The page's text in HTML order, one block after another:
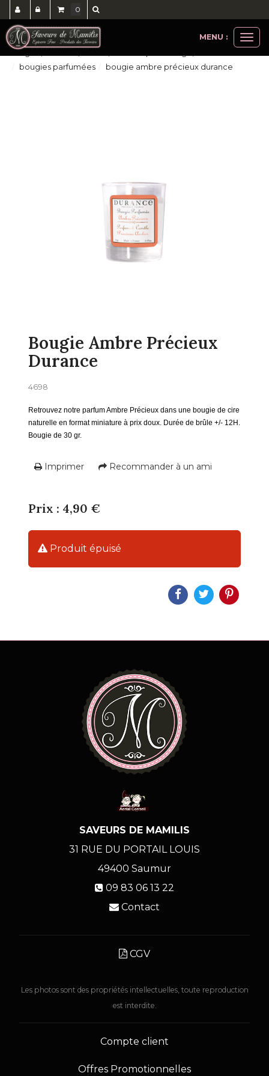
le
MENU :
bougies, senteurs, savons, soins corps et visage, cheveux
bougies parfumées
bougie ambre précieux durance
Bougie Ambre Précieux
Durance
4698
Retrouvez notre parfum Ambre Précieux dans une bougie de cire
naturelle en format miniature à prix doux. Durée de brûle +/- 12H.
Bougie de 30 gr.
Imprimer Recommander à un ami
Prix : 4,90 €
Produit épuisé
0
SAVEURS DE MAMILIS
31 RUE DU PORTAIL LOUIS
49400 Saumur
09 83 06 13 22
Contact
CGV
Les photos sont des propriétés intellectuelles, toute reproduction
est interdite.
Compte client
Offres Promotionnelles